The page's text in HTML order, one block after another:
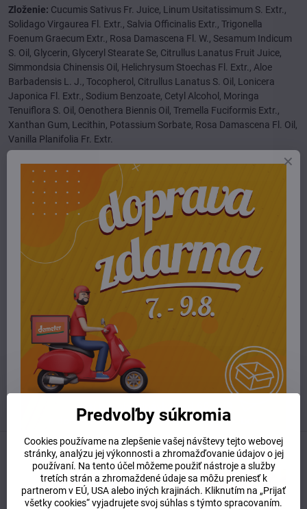
Zloženie: Cucumis Sativus Fr. Juice, Linum Usitatissimum S. Extr.,
Solidago Virgaurea Fl. Extr., Salvia Officinalis Extr., Trigonella
Foenum Graecum Extr., Rosa Damascena Fl. W., Sesamum Indicum
S. Oil, Glycerin, Glyceryl Stearate Se, Citrullus Lanatus Fruit Juice,
Simmondsia Chinensis Oil, Helichrysum Stoechas Fl. Extr., Aloe
Barbadensis L. J., Tocopherol, Citrullus Lanatus S. Oil, Lonicera
Japonica Fl. Extr., Sodium Benzoate, Cetyl Alcohol, Moringa
Tenuiflora S. Oil, Oenothera Biennis Oil, Tremella Fuciformis Extr.,
Xanthan Gum, Lecithin, Potassium Sorbate, Rosa Damascena Fl. Oil,
Vanilla Planifolia Fr. Extr.
Viac z kategórie
E-shop pleťová kozmetika
krémy, fluidy, pleťové mlieka zrelá pleť
Potrebujete poradiť alebo pomôcť?
+421 904 55 33 96
info​@prirodnyraj​.sk
Kamenná predajňa
Ružinovská 40, 82103 Bratislava
Otváracie hodiny
UTOROK 10:00 - 15:00
STREDA 10:00 - 17:00
Predchádzajúci produkt Nasledujúci produkt
Súvisiaci produkt
Predvoľby súkromia
Cookies používame na zlepšenie vašej návštevy tejto webovej
stránky, analýzu jej výkonnosti a zhromažďovanie údajov o jej
používaní. Na tento účel môžeme použiť nástroje a služby
tretích strán a zhromaždené údaje sa môžu preniesť k
partnerom v EÚ, USA alebo iných krajinách. Kliknutím na „Prijať
všetky cookies“ vyjadrujete svoj súhlas s týmto spracovaním.